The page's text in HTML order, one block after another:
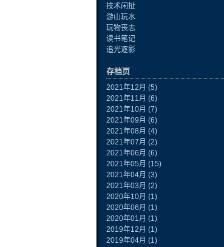
技术闲扯
游山玩水
玩物丧志
读书笔记
追光逐影
存档页
2021年12月 (5)
2021年11月 (6)
2021年10月 (7)
2021年09月 (6)
2021年08月 (4)
2021年07月 (2)
2021年06月 (6)
2021年05月 (15)
2021年04月 (3)
2021年03月 (2)
2020年10月 (1)
2020年06月 (1)
2020年01月 (1)
2019年12月 (1)
2019年04月 (1)